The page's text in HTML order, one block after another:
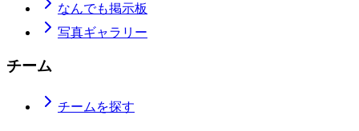
なんでも掲示板
写真ギャラリー
チーム
チームを探す